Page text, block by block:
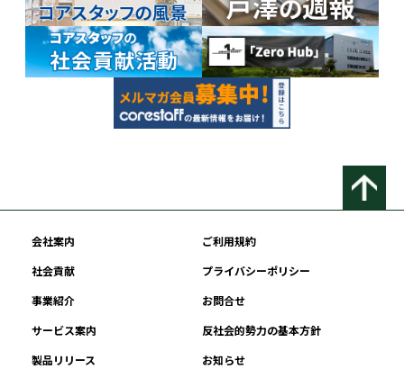
会社案内
ご利用規約
社会貢献
プライバシーポリシー
事業紹介
お問合せ
サービス案内
反社会的勢力の基本方針
製品リリース
お知らせ